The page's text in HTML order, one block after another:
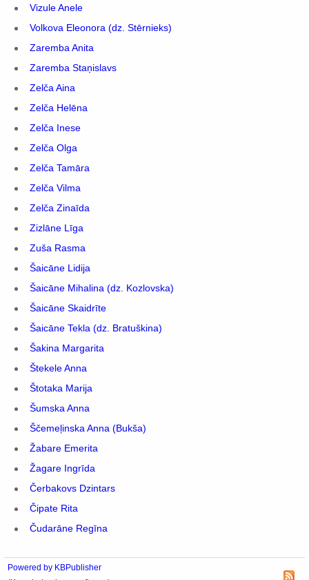
Vizule Anele
Volkova Eleonora (dz. Stērnieks)
Zaremba Anita
Zaremba Staņislavs
Zelča Aina
Zelča Helēna
Zelča Inese
Zelča Olga
Zelča Tamāra
Zelča Vilma
Zelča Zinaīda
Zizlāne Līga
Zuša Rasma
Šaicāne Lidija
Šaicāne Mihalina (dz. Kozlovska)
Šaicāne Skaidrīte
Šaicāne Tekla (dz. Bratuškina)
Šakina Margarita
Štekele Anna
Štotaka Marija
Šumska Anna
Ščemeļinska Anna (Bukša)
Žabare Emerita
Žagare Ingrīda
Čerbakovs Dzintars
Čipate Rita
Čudarāne Regīna
Powered by KBPublisher